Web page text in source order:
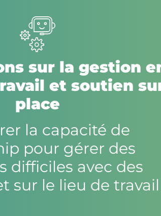
sur la gestion
et soutien
place
la capacité de
pour gérer des
difficiles avec des
sur le lieu de travail